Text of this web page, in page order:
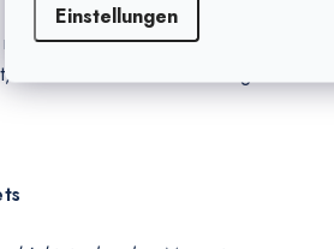
Einstellungen
Je größer der Abstand zwischen
desto kleiner wird die Magnetkraft.